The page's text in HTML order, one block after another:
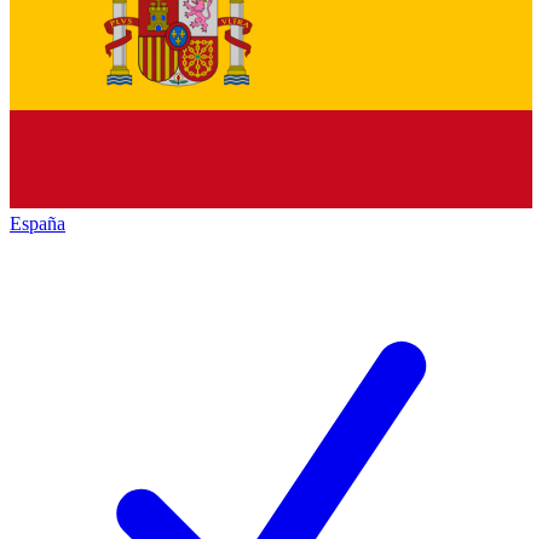
España